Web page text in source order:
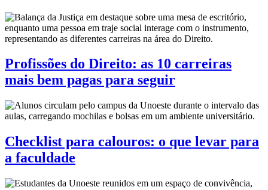
Profissões do Direito: as 10 carreiras
mais bem pagas para seguir
Checklist para calouros: o que levar para
a faculdade